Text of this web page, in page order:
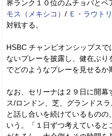
界ランク１０位のムチョバとペ
モス（メキシコ） / Ｅ・ラウト
対戦する。
HSBC チャンピオンシップス
ないプレーを披露し、健在ぶ
でどのようなプレーを見せるか
なお、セリーナは２９日に開幕
ス/ロンドン、芝、グランドス
と話し合いを続けているものの
いう。「１日ずつ考えていると